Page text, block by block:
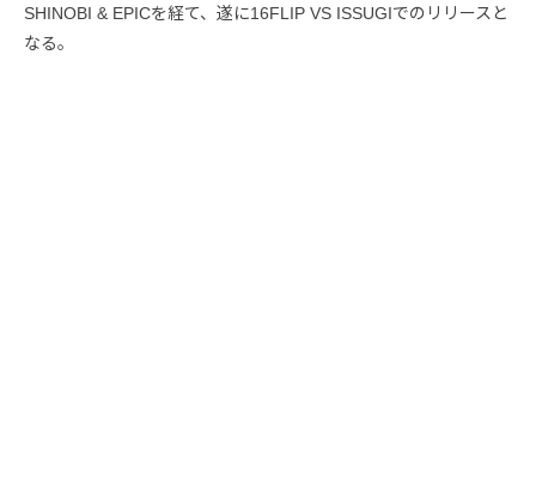
SHINOBI & EPICを経て、遂に16FLIP VS ISSUGIでのリリースと
なる。